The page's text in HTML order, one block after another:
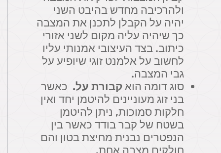
ולהרכיבה מחדש בהיבט השני
יהיה על הקבלן לתכנן את המצבה
כך שיהיה עליה מקום לשני אזורי
כיתוב. בצד העיצובי אמנותי עליו
לחשוב על אלמנט זוגי שיופיע על
גבי המצבה.
סוג דומה הואקבורת על. כאשר
בני זוג מעוניינים להיטמן יחד ואין
חלקות סמוכות, ניתן להיטמן
בשטח של קבר בודד כאשר בין
הנפטרים נבנית מחיצת בטון והם
חולקים מצבה אחת.